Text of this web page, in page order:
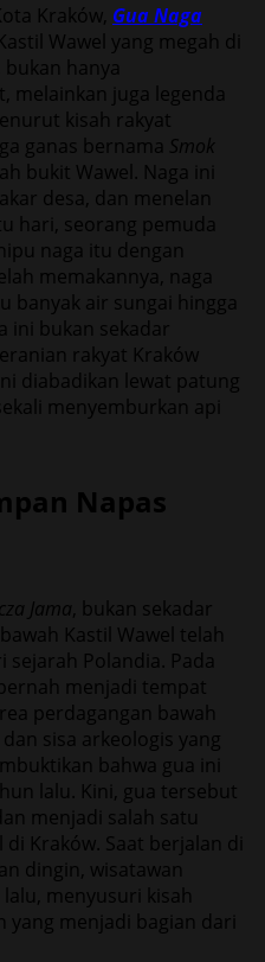
Kraków, Gua Naga
Wawel yang megah di
hanya
melainkan juga legenda
kisah rakyat
ganas bernama Smok
bukit Wawel. Naga ini
desa, dan menelan
hari, seorang pemuda
naga itu dengan
memakannya, naga
banyak air sungai hingga
ini bukan sekadar
rakyat Kraków
diabadikan lewat patung
menyemburkan api
Napas
Jama, bukan sekadar
Kastil Wawel telah
Polandia. Pada
menjadi tempat
perdagangan bawah
sisa arkeologis yang
bahwa gua ini
lalu. Kini, gua tersebut
menjadi salah satu
Kraków. Saat berjalan di
dingin, wisatawan
menyusuri kisah
menjadi bagian dari